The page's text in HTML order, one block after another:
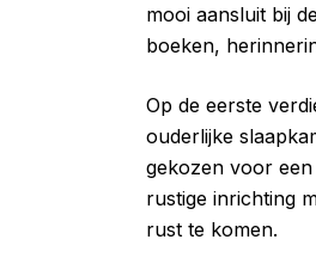
mooi aansluit bij
boeken,
Op de eerste
ouderlijke
gekozen voor een
rustige inrichting
rust te komen.